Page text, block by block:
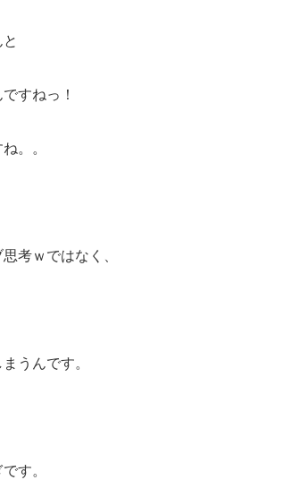
すねっ！
。。
考ｗではなく、
うんです。
す。